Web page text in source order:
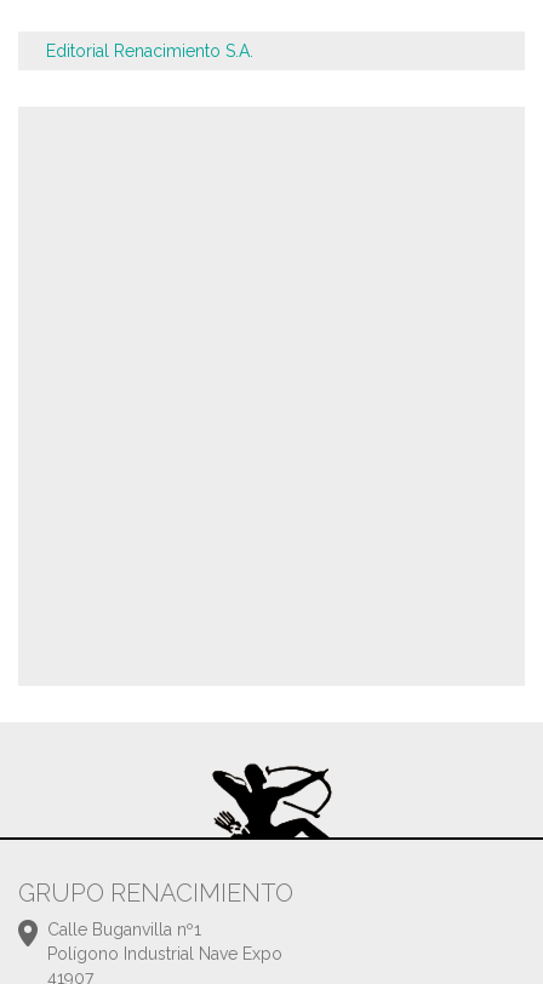
Editorial Renacimiento S.A.
GRUPO RENACIMIENTO
Calle Buganvilla nº1
Polígono Industrial Nave Expo
41907